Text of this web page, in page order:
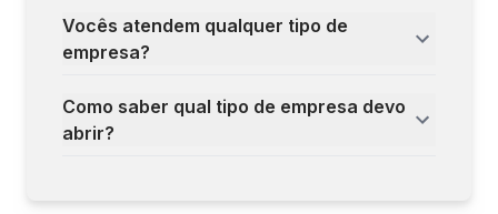
Vocês atendem qualquer tipo de
empresa?
Como saber qual tipo de empresa devo
abrir?